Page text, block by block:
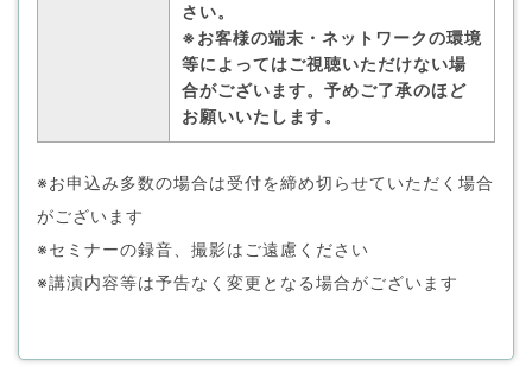
さい。
※お客様の端末・ネットワークの環境
等によってはご視聴いただけない場
合がございます。予めご了承のほど
お願いいたします。
※お申込み多数の場合は受付を締め切らせていただく場合
がございます
※セミナーの録音、撮影はご遠慮ください
※講演内容等は予告なく変更となる場合がございます